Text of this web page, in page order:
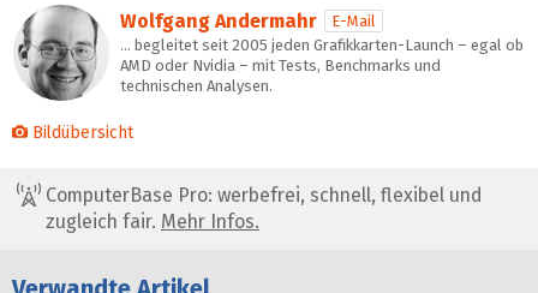
Wolfgang Andermahr
E-Mail
… begleitet seit 2005 jeden Grafikkarten-Launch – egal ob
AMD oder Nvidia – mit Tests, Benchmarks und
technischen Analysen.
Bildübersicht
ComputerBase Pro: werbefrei, schnell, flexibel und
zugleich fair. Mehr Infos.